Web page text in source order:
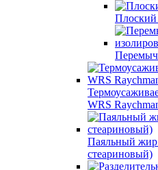
Плоский
WRS
Паяльный жир
стеариновый)